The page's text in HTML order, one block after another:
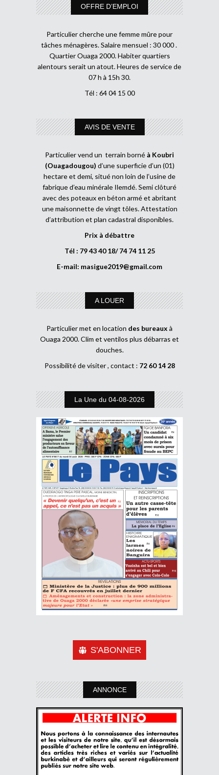
OFFRE D’EMPLOI
Particulier cherche une femme mûre pour
tâches ménagères. Salaire mensuel : 30 000 .
Quartier Ouaga 2000. Habiter quartiers
alentours serait un atout. Heures de service de
07 h à 15h 30.
Tél : 64 04 15 00
AVIS DE VENTE
Particulier vend un terrain borné à Koubri
(Ouagadougou) d’une superficie d’un (01)
hectare et demi, situé non loin de l’usine de
fabrique d’eau minérale Ilemdé. Semi clôturé
avec des poteaux en béton armé et abritant
une maisonnette de vingt tôles. Attestation
d’attribution et plan cadastral disponibles.
Prix à débattre
Tél : 79 43 40 18/ 74 74 11 25
E-mail: masigue2019@gmail.com
A LOUER
Particulier met en location des bureaux à
Ouaga 2000. Clim et ventilos plus débarras et
douches.
Possibilité de visiter , contact : 72 60 14 28
La Une du 04-08-2026
S'ABONNER
ANNONCE